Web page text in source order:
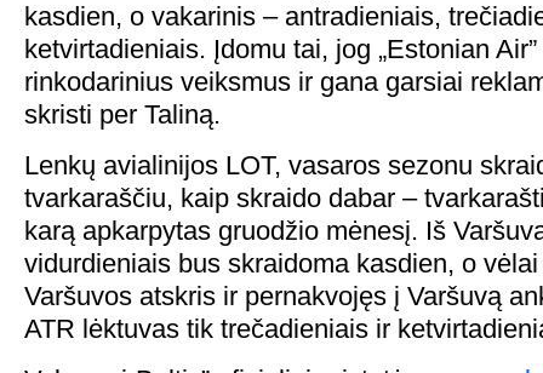
kasdien, o vakarinis – antradieniais,
ketvirtadieniais. Įdomu tai, jog „Estonian
rinkodarinius veiksmus ir gana garsiai
skristi per Taliną.
Lenkų avialinijos LOT, vasaros sezonu
tvarkaraščiu, kaip skraido dabar –
karą apkarpytas gruodžio mėnesį. Iš
vidurdieniais bus skraidoma kasdien, o
Varšuvos atskris ir pernakvojęs į Varšuvą
ATR lėktuvas tik trečadieniais ir